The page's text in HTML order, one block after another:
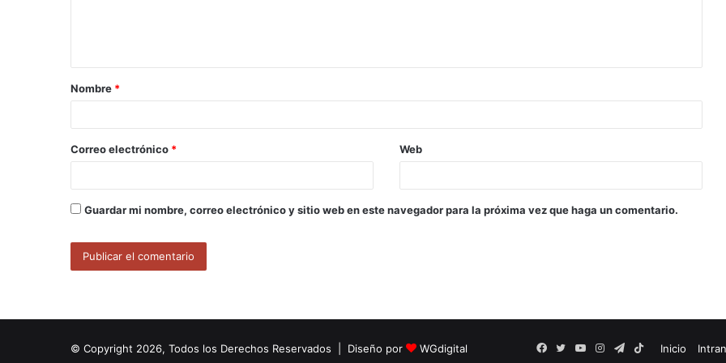
a
r
*
Nombre *
Correo electrónico * Web
Guardar mi nombre, correo electrónico y sitio web en este navegador para la próxima vez que haga un comentario.
© Copyright 2026, Todos los Derechos Reservados | Diseño por WGdigital Inicio
Facebook
TwitterYouTubeInstagramTelegram
TikTok